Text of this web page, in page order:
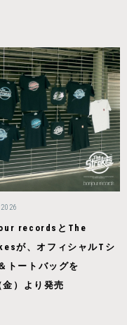
recordsとThe
が、オフィシャルTシ
トートバッグを
）より発売